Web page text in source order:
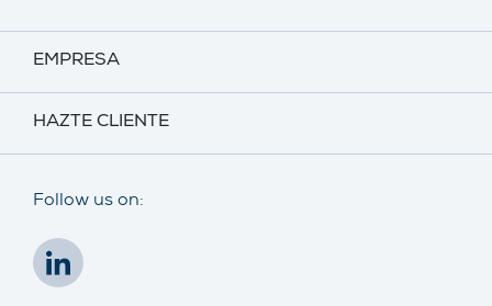
EMPRESA
HAZTE CLIENTE
Follow us on: